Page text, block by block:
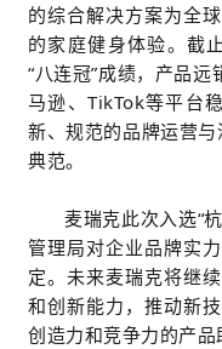
的综合解决方案为全
的家庭健身体验。截
“八连冠”成绩，产品
马逊、TikTok等平台
新、规范的品牌运营
典范。
麦瑞克此次入选“
管理局对企业品牌实
定。未来麦瑞克将继
和创新能力，推动新
创造力和竞争力的产品